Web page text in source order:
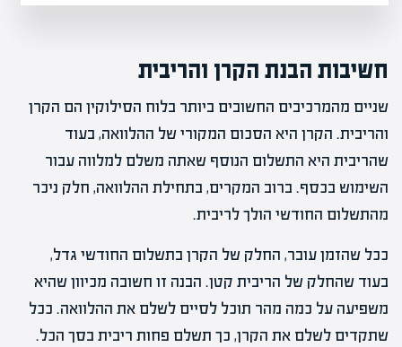
חשיבות הבנת הקרן והריבית
שניים מהמרכיבים החשובים ביותר בלוח הסילוקין הם הקרן
והריבית. הקרן היא הסכום המקורי של ההלוואה, בעוד
שהריבית היא התשלום הנוסף שאתה משלם למלווה עבור
השימוש בכסף. ברוב המקרים, בתחילת ההלוואה, חלק ניכר
מהתשלום החודשי הולך לריבית.
ככל שהזמן עובר, החלק של הקרן בתשלום החודשי גדל,
בעוד שהחלק של הריבית קטן. הבנה זו חשובה מכיוון שהיא
משפיעה על כמה מהר תוכל לסיים לשלם את ההלוואה. ככל
שתקדים לשלם את הקרן, כך תשלם פחות ריבית בסך הכל.